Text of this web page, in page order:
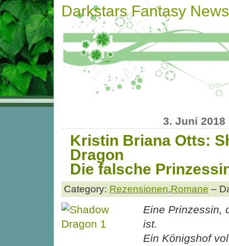
Darkstars Fantasy News
3. Juni 2018
Kristin Briana Otts:
Dragon
Die falsche
Category: Rezensionen,Romane –
Eine Prinzessin,
ist.
Ein Königshof